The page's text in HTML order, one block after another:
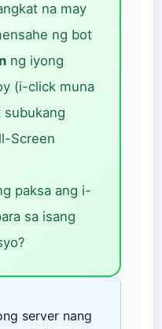
na may
ng bot
ng iyong
(i-click muna
subukang
Screen
paksa ang i-
sa isang
server nang